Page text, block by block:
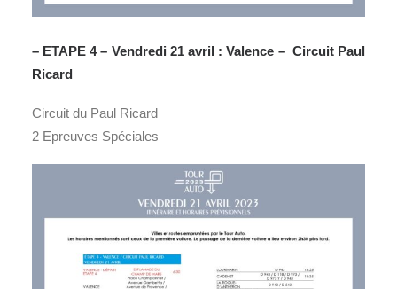
– ETAPE 4 – Vendredi 21 avril : Valence – Circuit Paul
Ricard
Circuit du Paul Ricard
2 Epreuves Spéciales